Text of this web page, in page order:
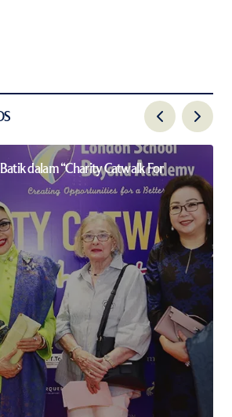
dalam “Charity Catwalk For